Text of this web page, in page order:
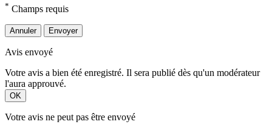
* Champs requis
Annuler Envoyer
Avis envoyé
Votre avis a bien été enregistré. Il sera publié dès qu'un modérateur
l'aura approuvé.
OK
Votre avis ne peut pas être envoyé